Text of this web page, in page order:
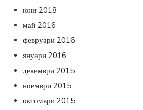
юни 2018
май 2016
февруари 2016
януари 2016
декември 2015
ноември 2015
октомври 2015